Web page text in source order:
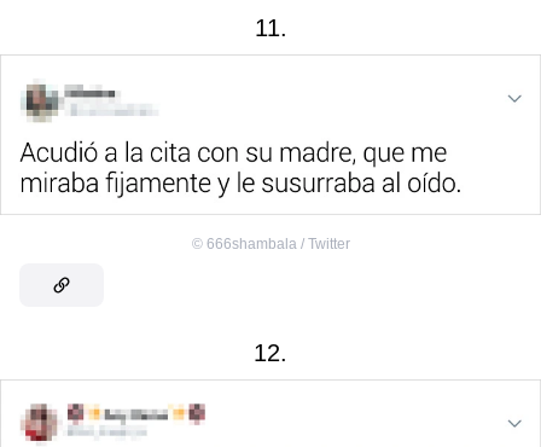
11.
© 666shambala / Twitter
12.